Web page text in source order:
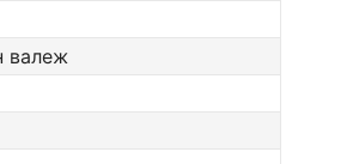
валеж